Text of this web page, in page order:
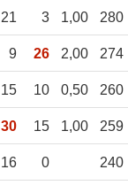
21 3 1,00 280
9 26 2,00 274
15 10 0,50 260
30 15 1,00 259
16 0 240